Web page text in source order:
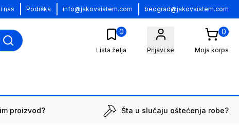
nas Podrška info@jakovsistem.com beograd@jakovsistem.com
0
Lista želja Prijavi se
0
Moja korpa
proizvod? Šta u slučaju oštećenja robe?